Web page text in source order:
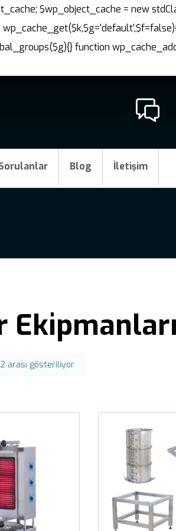
$wp_object_cache = new
function
Sorulanlar Blog İletişim
arası gösteriliyor